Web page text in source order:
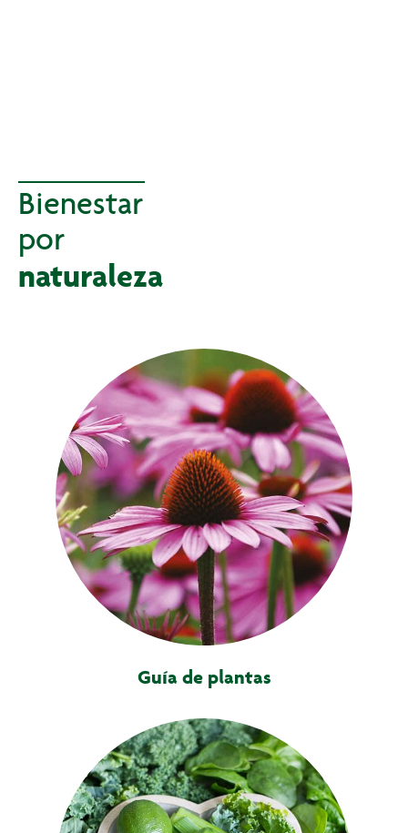
Comprar
Online
Bienestar
por
naturaleza
Guía de plantas